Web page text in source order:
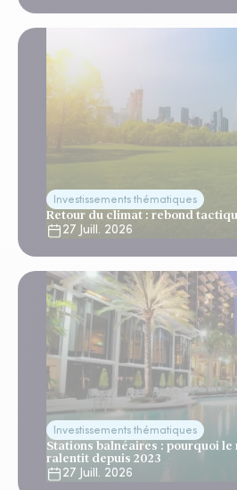
Investissements thématiques
Retour du climat : rebond
27 Juill. 2026
Investissements thématiques
Stations balnéaires : pourquoi
ralentit depuis 2023
27 Juill. 2026